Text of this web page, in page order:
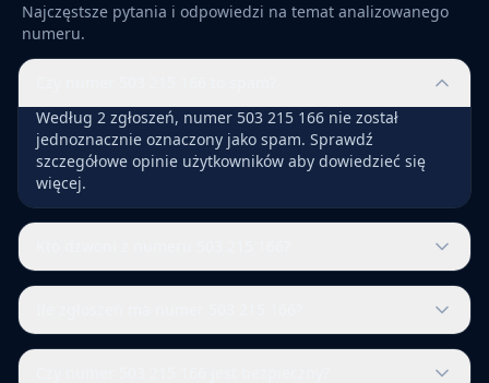
Najczęstsze pytania i odpowiedzi na temat analizowanego
numeru.
Według 2 zgłoszeń, numer 503 215 166 nie został
jednoznacznie oznaczony jako spam. Sprawdź
szczegółowe opinie użytkowników aby dowiedzieć się
więcej.